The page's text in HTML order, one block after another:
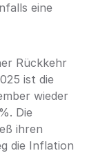
eine
Rückkehr
ist die
wieder
Die
ihren
die Inflation